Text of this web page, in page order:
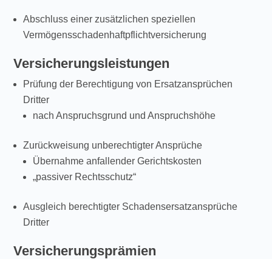
Abschluss einer zusätzlichen speziellen
Vermögensschadenhaftpflichtversicherung
Versicherungsleistungen
Prüfung der Berechtigung von Ersatzansprüchen
Dritter
nach Anspruchsgrund und Anspruchshöhe
Zurückweisung unberechtigter Ansprüche
Übernahme anfallender Gerichtskosten
„passiver Rechtsschutz“
Ausgleich berechtigter Schadensersatzansprüche
Dritter
Versicherungsprämien